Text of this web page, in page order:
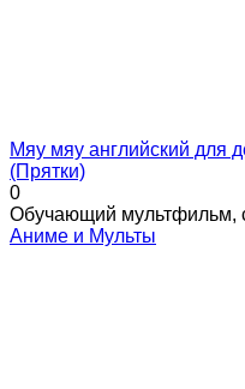
Мяу мяу английский для
(Прятки)
0
Обучающий мультфильм,
Аниме и Мульты